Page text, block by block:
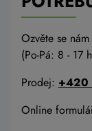
Ozvěte se nám
(Po-Pá: 8 - 17
Prodej: +420
Online